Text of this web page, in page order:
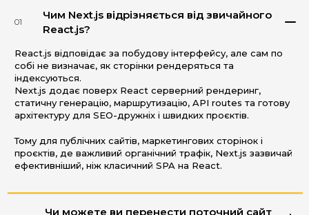
01
Чим Next.js відрізняється від звичайного
React.js?
React.js відповідає за побудову інтерфейсу, але сам по
собі не визначає, як сторінки рендеряться та
індексуються.
Next.js додає поверх React серверний рендеринг,
статичну генерацію, маршрутизацію, API routes та готову
архітектуру для SEO-дружніх і швидких проєктів.
Тому для публічних сайтів, маркетингових сторінок і
проєктів, де важливий органічний трафік, Next.js зазвичай
ефективніший, ніж класичний SPA на React.
Чи можете ви перенести поточний сайт